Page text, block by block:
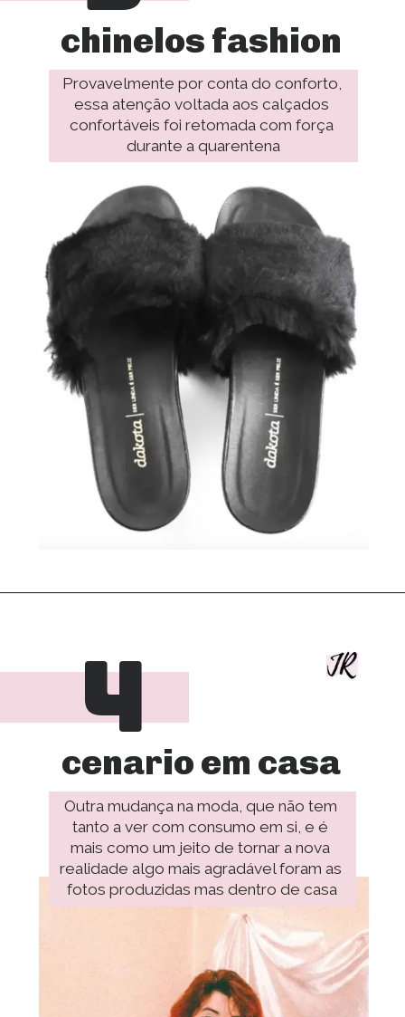
chinelos fashion
Provavelmente por conta do conforto,
essa atenção voltada aos calçados
confortáveis foi retomada com força
durante a quarentena
cenario em casa
4
Outra mudança na moda, que não tem
tanto a ver com consumo em si, e é
mais como um jeito de tornar a nova
realidade algo mais agradável foram as
fotos produzidas mas dentro de casa